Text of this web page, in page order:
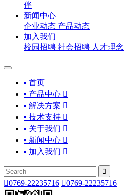
伴
新闻中心
企业动态 产品动态
加入我们
校园招聘 社会招聘 人才理念
▪ 首页
▪ 产品中心 
▪ 解决方案 
▪ 技术支持 
▪ 关于我们 
▪ 新闻中心 
▪ 加入我们 

0769-22235716 0769-22235716